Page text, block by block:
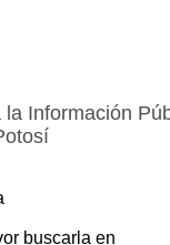
Información
buscarla en